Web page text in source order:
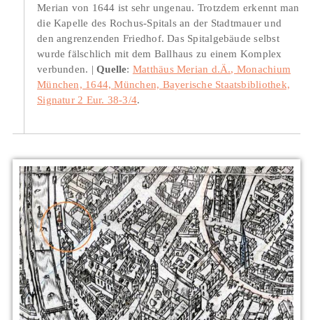
Merian von 1644 ist sehr ungenau. Trotzdem erkennt man
die Kapelle des Rochus-Spitals an der Stadtmauer und
den angrenzenden Friedhof. Das Spitalgebäude selbst
wurde fälschlich mit dem Ballhaus zu einem Komplex
verbunden.
Quelle: Matthäus Merian d.Ä., Monachium
München, 1644, München, Bayerische Staatsbibliothek,
Signatur 2 Eur. 38-3/4.